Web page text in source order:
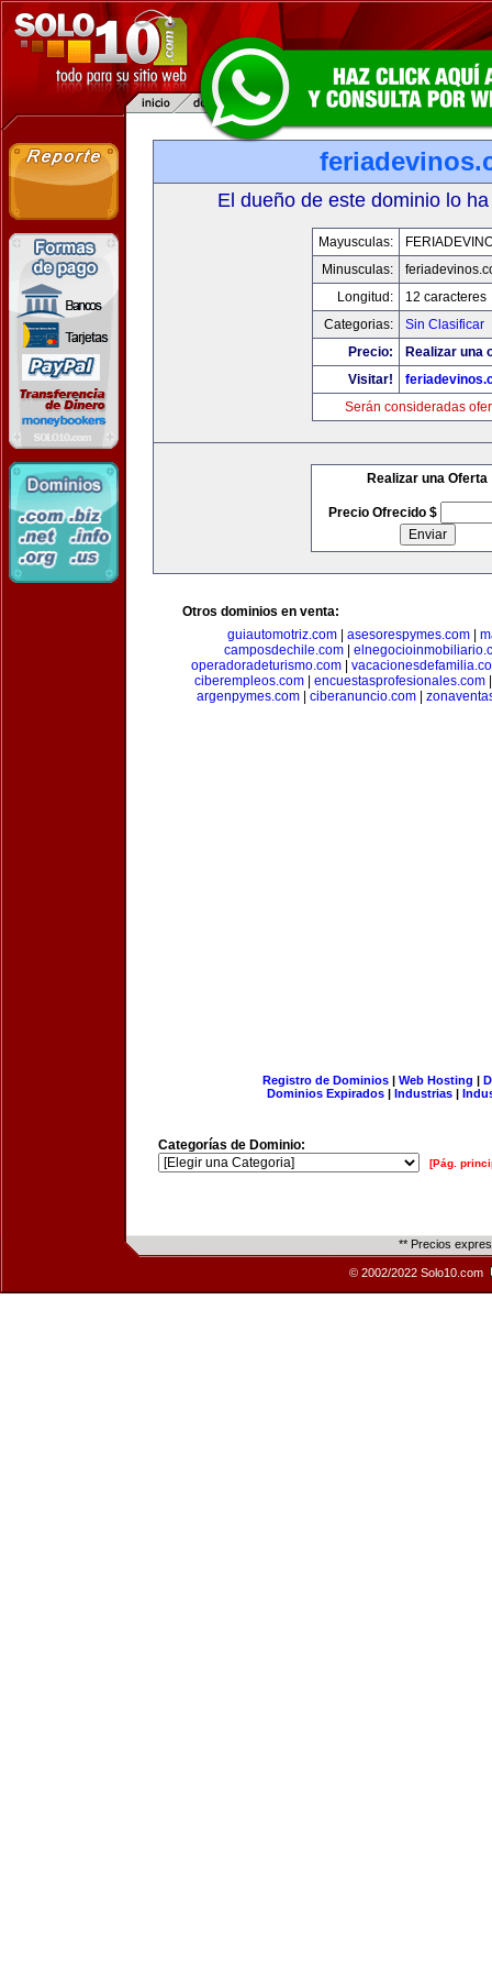
El dueño de este dominio lo
Mayusculas:
Minusculas:
Longitud:
12 caracteres
Categorias:
Sin Clasificar
Precio:
Realizar una
Visitar!
Serán consideradas
Realizar una Oferta
Precio Ofrecido $
Otros dominios en venta:
guiautomotriz.com
asesorespymes.com
camposdechile.com
operadoradeturismo.com
ciberempleos.com
encuestasprofesionales.com
argenpymes.com
ciberanuncio.com
Registro de Dominios| Web Hosting |
Dominios Expirados | Industrias |
Categorías de Dominio:
[Pág.
** Precios
© 2002/2022 Solo10.com